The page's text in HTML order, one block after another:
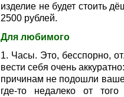
изделие не будет стоить
2500 рублей.
Для любимого
1. Часы. Это, бесспорно,
вести себя очень
причинам не подошли
где-то недалеко от